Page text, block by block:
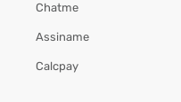
Chatme
Assiname
Calcpay